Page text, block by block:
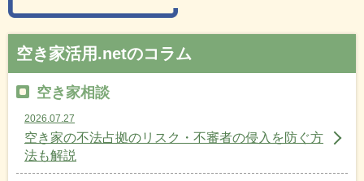
空き家活用.netのコラム
空き家相談
2026.07.27
空き家の不法占拠のリスク・不審者の侵入を防ぐ方
法も解説